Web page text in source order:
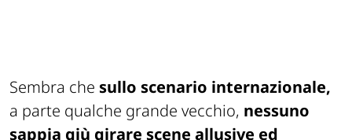
Sembra che sullo scenario internazionale,
a parte qualche grande vecchio, nessuno
sappia giù girare scene allusive ed